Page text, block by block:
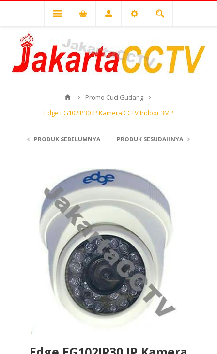
Promo Cuci Gudang
Edge EG102IP30 IP Kamera CCTV Indoor 3MP
PRODUK SEBELUMNYA PRODUK SESUDAHNYA